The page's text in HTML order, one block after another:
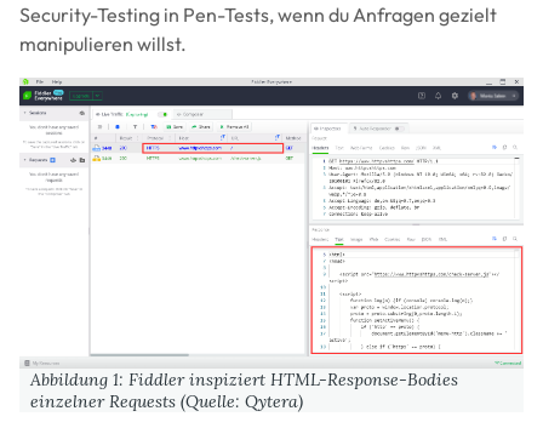
Security-Testing in Pen-Tests, wenn du Anfragen gezielt
manipulieren willst.
Abbildung 1: Fiddler inspiziert HTML-Response-Bodies
einzelner Requests (Quelle: Qytera)